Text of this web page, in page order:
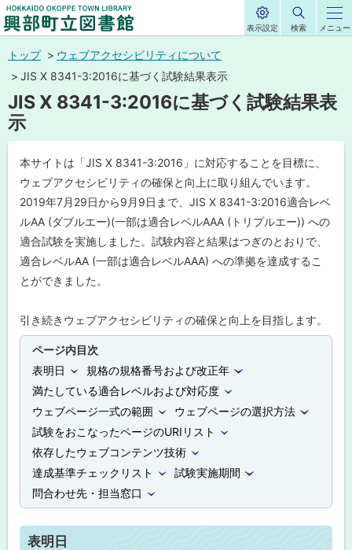
メ
ニ
興部町立図書館
HOKKAIDO OKOPPE TOWN LIBRARY
メニュー
表示設定 検索
トップ
ウェブアクセシビリティについて
JIS X 8341-3:2016に基づく試験結果表示
JIS X 8341-3:2016に基づく試験結果表
示
本サイトは「JIS X 8341-3:2016」に対応することを目標に、
ウェブアクセシビリティの確保と向上に取り組んでいます。
2019年7月29日から9月9日まで、JIS X 8341-3:2016適合レベ
ルAA (ダブルエー)(一部は適合レベルAAA (トリプルエー)) への
適合試験を実施しました。試験内容と結果はつぎのとおりで、
適合レベルAA (一部は適合レベルAAA) への準拠を達成するこ
とができました。
引き続きウェブアクセシビリティの確保と向上を目指します。
ページ内目次
表明日
規格の規格番号および改正年
満たしている適合レベルおよび対応度
ウェブページ一式の範囲
ウェブページの選択方法
試験をおこなったページのURIリスト
依存したウェブコンテンツ技術
達成基準チェックリスト
試験実施期間
問合わせ先・担当窓口
表明日